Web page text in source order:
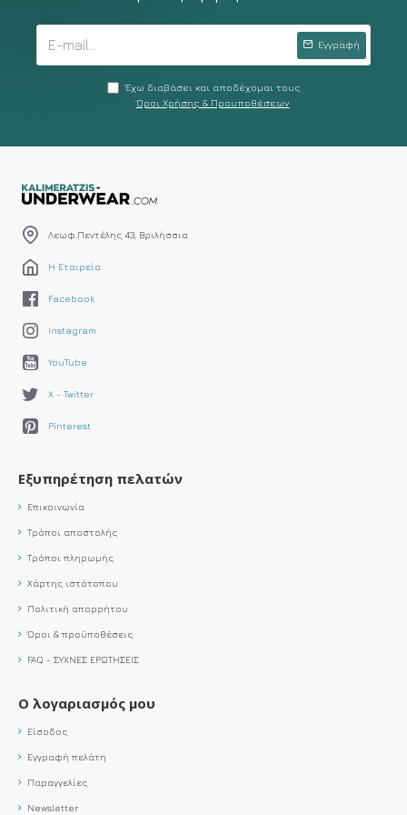
Εγγραφή
Έχω διαβάσει και αποδέχομαι τους
Όροι Χρήσης & Προυποθέσεων
Λεωφ.Πεντέλης 43, Βριλήσσια
Η Εταιρεία
Facebook
Instagram
YouTube
X - Twitter
Pinterest
Εξυπηρέτηση πελατών
Επικοινωνία
Τρόποι αποστολής
Τρόποι πληρωμής
Χάρτης ιστότοπου
Πολιτική απορρήτου
Όροι & προϋποθέσεις
FAQ - ΣΥΧΝΕΣ ΕΡΩΤΗΣΕΙΣ
Ο λογαριασμός μου
Είσοδος
Εγγραφή πελάτη
Παραγγελίες
Newsletter